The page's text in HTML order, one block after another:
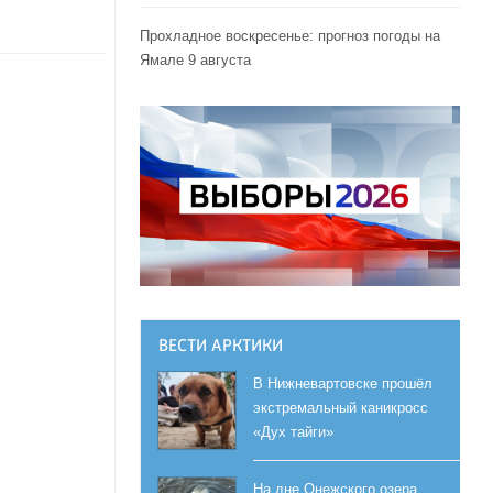
Прохладное воскресенье: прогноз погоды на
Ямале 9 августа
ВЕСТИ АРКТИКИ
В Нижневартовске прошёл
экстремальный каникросс
«Дух тайги»
На дне Онежского озера